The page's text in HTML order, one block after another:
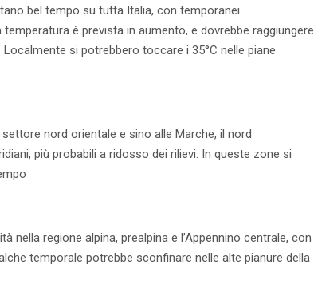
bel tempo su tutta Italia, con temporanei
è prevista in aumento, e dovrebbe raggiungere
si potrebbero toccare i 35°C nelle piane
nord orientale e sino alle Marche, il nord
più probabili a ridosso dei rilievi. In queste zone si
nella regione alpina, prealpina e l’Appennino centrale, con
temporale potrebbe sconfinare nelle alte pianure della